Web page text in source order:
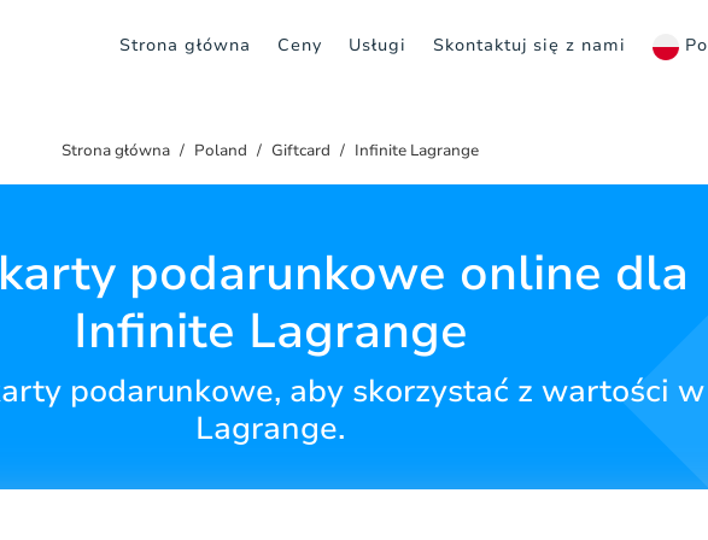
Strona główna Ceny Usługi Skontaktuj się z nami
Strona główna Poland Giftcard Infinite Lagrange
podarunkowe online dla
Infinite Lagrange
podarunkowe, aby skorzystać z wartości
Lagrange.